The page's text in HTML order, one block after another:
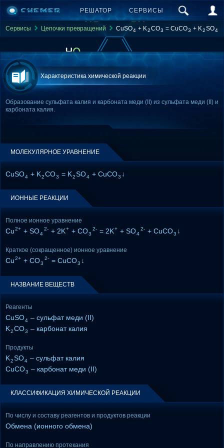
РЕШАТОР СЕРВИСЫ
Сервисы Цепочки превращений CuSO4 + K2CO3 = CuCO3 + K2SO4
Характеристика химической реакции
Образование сульфата калия и карбоната меди (II) из сульфата меди (II) и
карбоната калия.
МОЛЕКУЛЯРНОЕ УРАВНЕНИЕ
CuSO4 + K2CO3 = K2SO4 + CuCO3 ↓
ИОННЫЕ РЕАКЦИИ
Полное ионное уравнение
Cu2+ + SO4
2- + 2K+ + CO3
2- = 2K+ + SO4
2- + CuCO3 ↓
Краткое (сокращенное) ионное уравнение
Cu2+ + CO3
2- = CuCO3 ↓
НАЗВАНИЕ ВЕЩЕСТВ
Реагенты
CuSO4 – сульфат меди (II)
K2CO3 – карбонат калия
Продукты
K2SO4 – сульфат калия
CuCO3 – карбонат меди (II)
КЛАССИФИКАЦИЯ ХИМИЧЕСКОЙ РЕАКЦИИ
По числу и составу реагентов и продуктов реакции
Обмена (ионного обмена)
По направлению протекания